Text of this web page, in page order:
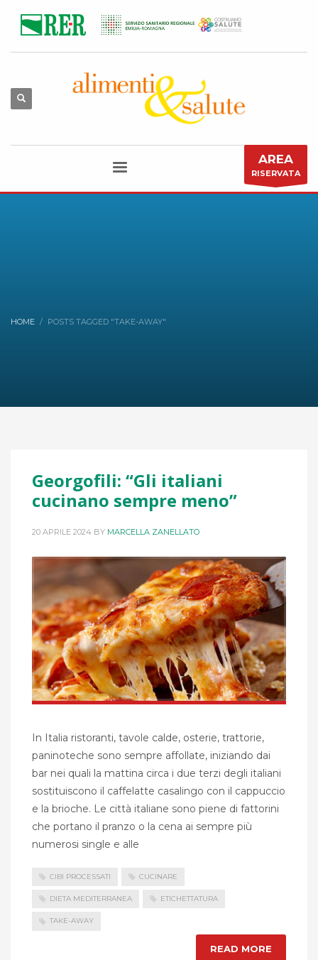
AREA
RISERVATA
HOME POSTS TAGGED "TAKE-AWAY"
Georgofili: “Gli italiani
cucinano sempre meno”
20 APRILE 2024 BY MARCELLA ZANELLATO
In Italia ristoranti, tavole calde, osterie, trattorie,
paninoteche sono sempre affollate, iniziando dai
bar nei quali la mattina circa i due terzi degli italiani
sostituiscono il caffelatte casalingo con il cappuccio
e la brioche. Le città italiane sono piene di fattorini
che portano il pranzo o la cena ai sempre più
numerosi single e alle
CIBI PROCESSATI CUCINARE
DIETA MEDITERRANEA ETICHETTATURA
TAKE-AWAY
READ MORE